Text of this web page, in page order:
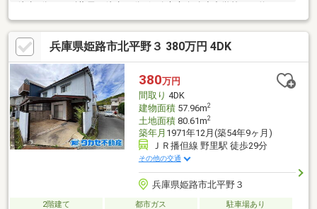
ｍ●環境と家計に優しいオール電化住宅●全居室6帖以上のゆとり
の3SLDK●家族団らんの時間も増えそうなくつろぎのＬＤＫは約
16帖の広さ キッチンは後片付けもラクラクな食器洗乾燥機付●
窓付きで換気もできる約7.5帖のサービスルーム（納戸）あり●駐
車スペース2台分あり（車種による）※1階北側洋室1部プロパンガ
ス利用※リフォームをご検討中の方もお気軽にご相談ください！
兵庫県姫路市北平野３ 380万円 4DK
380万円
間取り 4DK
建物面積57.96m2
土地面積80.61m2
築年月 1971年12月(築54年9ヶ月)
ＪＲ播但線 野里駅 徒歩29分
その他の交通
兵庫県姫路市北平野３
2階建て 都市ガス 駐車場あり